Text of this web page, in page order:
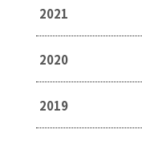
2021
2020
2019